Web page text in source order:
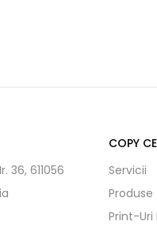
36, 611056
COPY
Servicii
Produse
Print-Uri